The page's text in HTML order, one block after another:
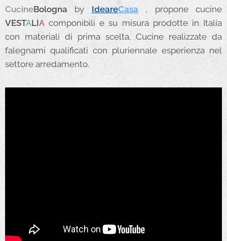
CucineBologna by IdeareCasa , propone cucine
VESTALIA componibili e su misura prodotte in Italia
con materiali di prima scelta. Cucine realizzate da
falegnami qualificati con pluriennale esperienza nel
settore arredamento.